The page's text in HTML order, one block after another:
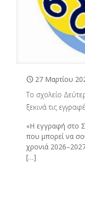
27 Μαρτίου
Το σχολείο
ξεκινά τις
«Η εγγραφή στο
που μπορεί να
χρονιά
[…]